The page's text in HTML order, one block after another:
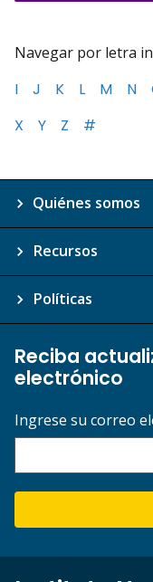
Navegar por letra
I
J K L M N
X
Y Z #
Quiénes somos
Recursos
Políticas
Reciba
electrónico
Ingrese su correo